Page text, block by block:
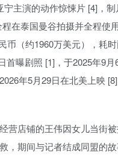
宁主演的动作惊悚片 [4]，
在泰国曼谷拍摄并全程使
币（约1960万美元），耗
首曝剧照 [1]，于2025年9
年5月29日在北美上映
营店铺的王伟因女儿当街
，期间与记者结成同盟的